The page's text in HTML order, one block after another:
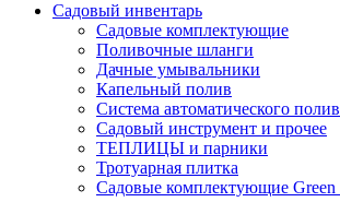
Садовый инвентарь
Садовые комплектующие
Поливочные шланги
Дачные умывальники
Капельный полив
Система автоматического
Садовый инструмент и прочее
ТЕПЛИЦЫ и парники
Тротуарная плитка
Садовые комплектующие Green